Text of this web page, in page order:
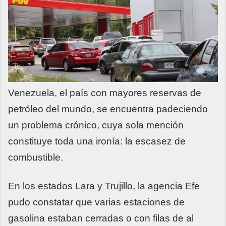
Venezuela, el país con mayores reservas de
petróleo del mundo, se encuentra padeciendo
un problema crónico, cuya sola mención
constituye toda una ironía: la escasez de
combustible.
En los estados Lara y Trujillo, la agencia Efe
pudo constatar que varias estaciones de
gasolina estaban cerradas o con filas de al